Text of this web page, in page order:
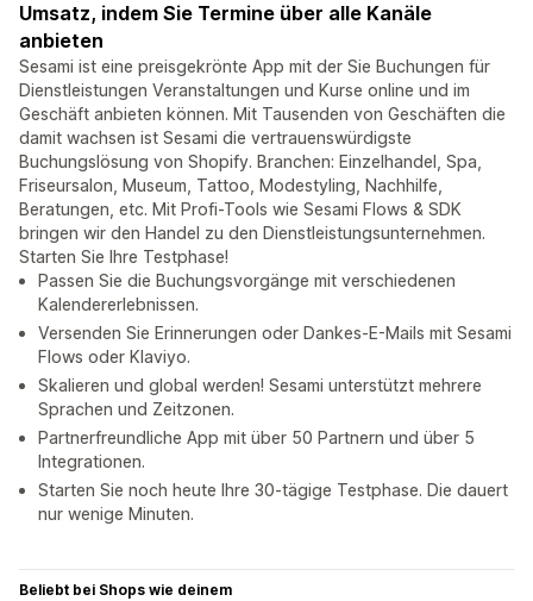
Umsatz, indem Sie Termine über alle Kanäle
anbieten
Sesami ist eine preisgekrönte App mit der Sie Buchungen für
Dienstleistungen Veranstaltungen und Kurse online und im
Geschäft anbieten können. Mit Tausenden von Geschäften die
damit wachsen ist Sesami die vertrauenswürdigste
Buchungslösung von Shopify. Branchen: Einzelhandel, Spa,
Friseursalon, Museum, Tattoo, Modestyling, Nachhilfe,
Beratungen, etc. Mit Profi-Tools wie Sesami Flows & SDK
bringen wir den Handel zu den Dienstleistungsunternehmen.
Starten Sie Ihre Testphase!
Passen Sie die Buchungsvorgänge mit verschiedenen
Kalendererlebnissen.
Versenden Sie Erinnerungen oder Dankes-E-Mails mit Sesami
Flows oder Klaviyo.
Skalieren und global werden! Sesami unterstützt mehrere
Sprachen und Zeitzonen.
Partnerfreundliche App mit über 50 Partnern und über 5
Integrationen.
Starten Sie noch heute Ihre 30-tägige Testphase. Die dauert
nur wenige Minuten.
Beliebt bei Shops wie deinem